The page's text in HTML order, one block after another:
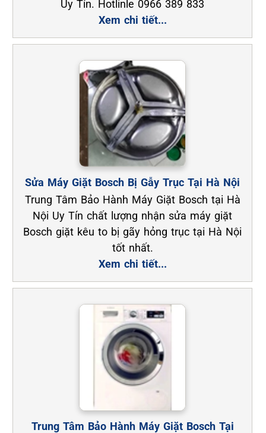
Uy Tín. Hotlinle 0966 389 833
Xem chi tiết...
Sửa Máy Giặt Bosch Bị Gẫy Trục Tại Hà Nội
Trung Tâm Bảo Hành Máy Giặt Bosch tại Hà
Nội Uy Tín chất lượng nhận sửa máy giặt
Bosch giặt kêu to bị gãy hỏng trục tại Hà Nội
tốt nhất.
Xem chi tiết...
Trung Tâm Bảo Hành Máy Giặt Bosch Tại